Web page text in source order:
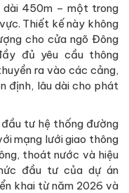
dài 450m – một trong
Thiết kế này không
cho cửa ngõ Đông
đủ yêu cầu thông
ra vào các cảng,
định, lâu dài cho phát
tư hệ thống đường
mạng lưới giao thông
thoát nước và hiệu
đầu tư của dự án
khai từ năm 2026 và